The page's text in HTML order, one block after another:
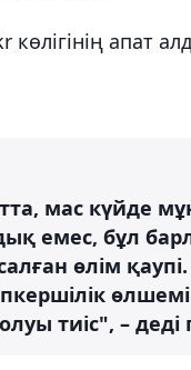
көлігінің апат
мас күйде
емес, бұл
өлім
тиіс", – деді